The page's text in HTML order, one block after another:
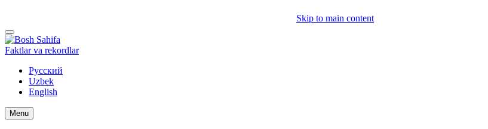
Skip to main content
Faktlar va rekordlar
Русский
Uzbek
English
Menu